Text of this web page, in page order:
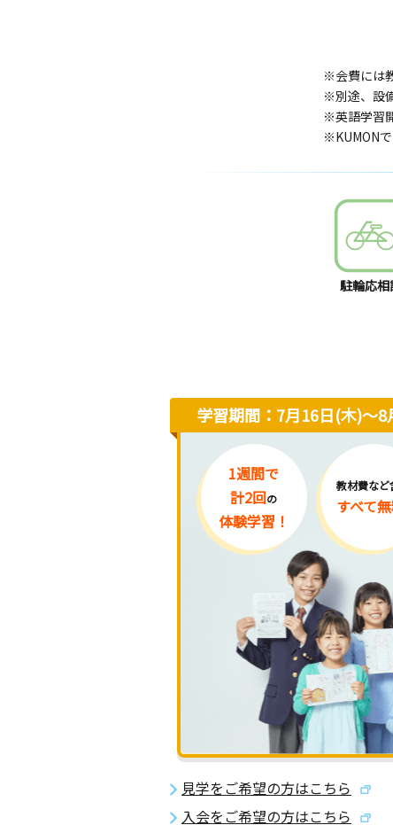
※会費には
※別途、設
※英語学習
※KUMON
駐輪応相
学習期間：7月16日(木)〜
1週間で
計2回の
体験学習！
教材費など
すべて
見学をご希望の方はこちら
入会をご希望の方はこちら